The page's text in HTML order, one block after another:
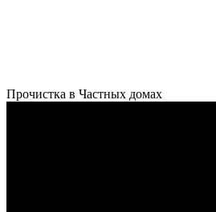
Прочистка в Частных домах